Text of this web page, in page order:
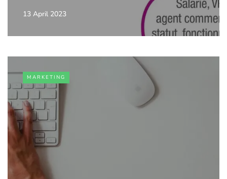
13 April 2023
MARKETING